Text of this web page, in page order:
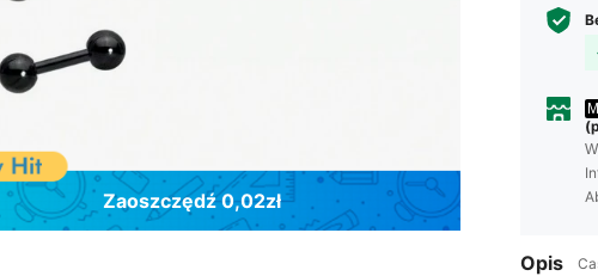
Zaoszczędź 0,02zł
Opis